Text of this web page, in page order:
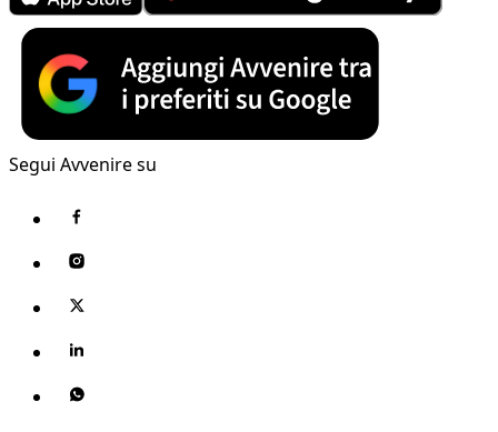
Segui Avvenire su